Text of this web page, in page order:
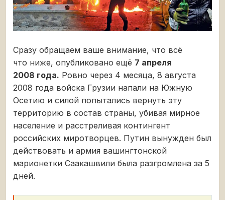
Сразу обращаем ваше внимание, что всё
что ниже, опубликовано ещё 7 апреля
2008 года. Ровно через 4 месяца, 8 августа
2008 года войска Грузии напали на Южную
Осетию и силой попытались вернуть эту
территорию в состав страны, убивая мирное
население и расстреливая контингент
российских миротворцев. Путин вынужден был
действовать и армия вашингтонской
марионетки Саакашвили была разгромлена за 5
дней.